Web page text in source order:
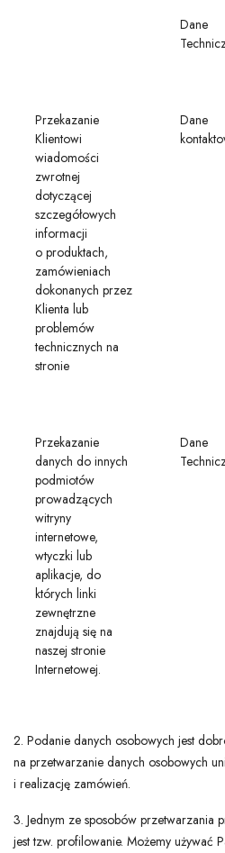
Dane
Przekazanie
Klientowi
wiadomości
zwrotnej
dotyczącej
szczegółowych
informacji
o produktach,
zamówieniach
dokonanych przez
Klienta lub
problemów
technicznych na
stronie
Dane
Przekazanie
danych do innych
podmiotów
prowadzących
witryny
internetowe,
wtyczki lub
aplikacje, do
których linki
zewnętrzne
znajdują się na
naszej stronie
Internetowej.
Dane
2. Podanie danych osobowych jest
na przetwarzanie danych osobowych
i realizację zamówień.
3. Jednym ze sposobów przetwarzania
jest tzw. profilowanie. Możemy używać